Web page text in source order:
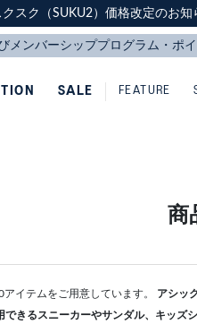
クスク（SUKU2）価格改定のお知
配送に関するお知らせ
クスク（SUKU2）価格改定のお知
配送に関するお知らせ
SALE FEATURE
商
アイテムをご用意しています。 アシッ
きるスニーカーやサンダル、キッズ